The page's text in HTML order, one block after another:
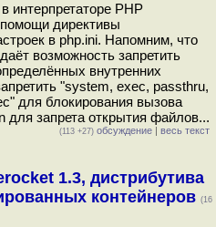
интерпретаторе PHP
директивы
в php.ini. Напомним, что
возможность запретить
внутренних
"system, exec, passthru,
для блокирования вызова
для запрета открытия файлов...
(113 +27) обсуждение | весь текст
1.3, дистрибутива
контейнеров (16